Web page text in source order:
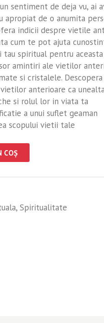
sentiment de deja vu, ai
de o anumita
indicii despre vietile
cum te pot ajuta
tau spiritual pentru
amintiri ale vietilor
si cristalele. Descopera
anterioare ca
si rolul lor in viata ta
a unui suflet geaman
scopului vietii tale
COȘ
, Spiritualitate